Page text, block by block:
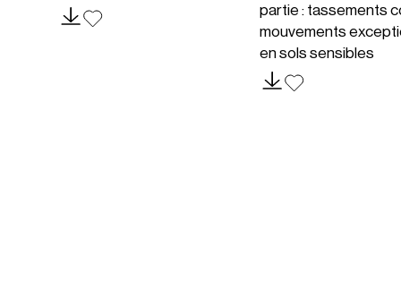
partie : tassements
mouvements
en sols sensibles